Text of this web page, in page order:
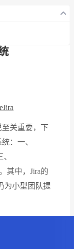
Jira
关重要，下
：一、
其中，Jira的
为小型团队提